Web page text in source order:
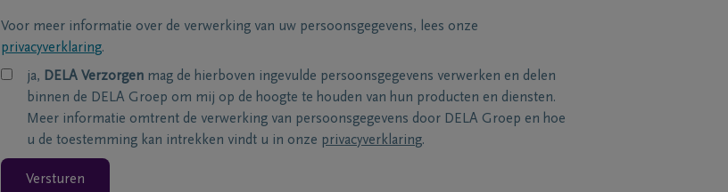
Voor meer informatie over de verwerking van uw persoonsgegevens, lees onze
privacyverklaring.
ja, DELA Verzorgen mag de hierboven ingevulde persoonsgegevens verwerken en delen
binnen de DELA Groep om mij op de hoogte te houden van hun producten en diensten.
Meer informatie omtrent de verwerking van persoonsgegevens door DELA Groep en hoe
u de toestemming kan intrekken vindt u in onze privacyverklaring.
Versturen